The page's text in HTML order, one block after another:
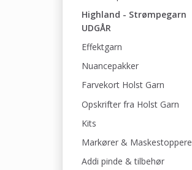
Highland - Strømpegarn
UDGÅR
Effektgarn
Nuancepakker
Farvekort Holst Garn
Opskrifter fra Holst Garn
Kits
Markører & Maskestoppere
Addi pinde & tilbehør